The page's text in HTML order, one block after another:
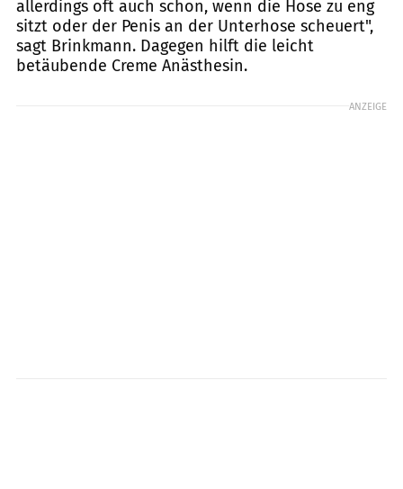
allerdings oft auch schon, wenn die Hose zu eng
sitzt oder der Penis an der Unterhose scheuert",
sagt Brinkmann. Dagegen hilft die leicht
betäubende Creme Anästhesin.
ANZEIGE